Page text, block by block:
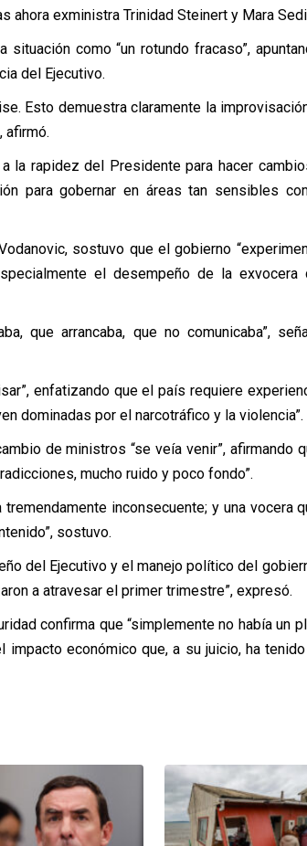
exministra Trinidad Steinert y Mara
como “un rotundo fracaso”,
del Ejecutivo.
Esto demuestra claramente la
afirmó.
la rapidez del Presidente para hacer
para gobernar en áreas tan sensibles
sostuvo que el gobierno
el desempeño de la exvocera
que arrancaba, que no comunicaba”,
enfatizando que el país requiere
dominadas por el narcotráfico y la violencia”.
de ministros “se veía venir”, afirmando
mucho ruido y poco fondo”.
inconsecuente; y una vocera
sostuvo.
del Ejecutivo y el manejo político del
a atravesar el primer trimestre”, expresó.
confirma que “simplemente no había un
económico que, a su juicio, ha